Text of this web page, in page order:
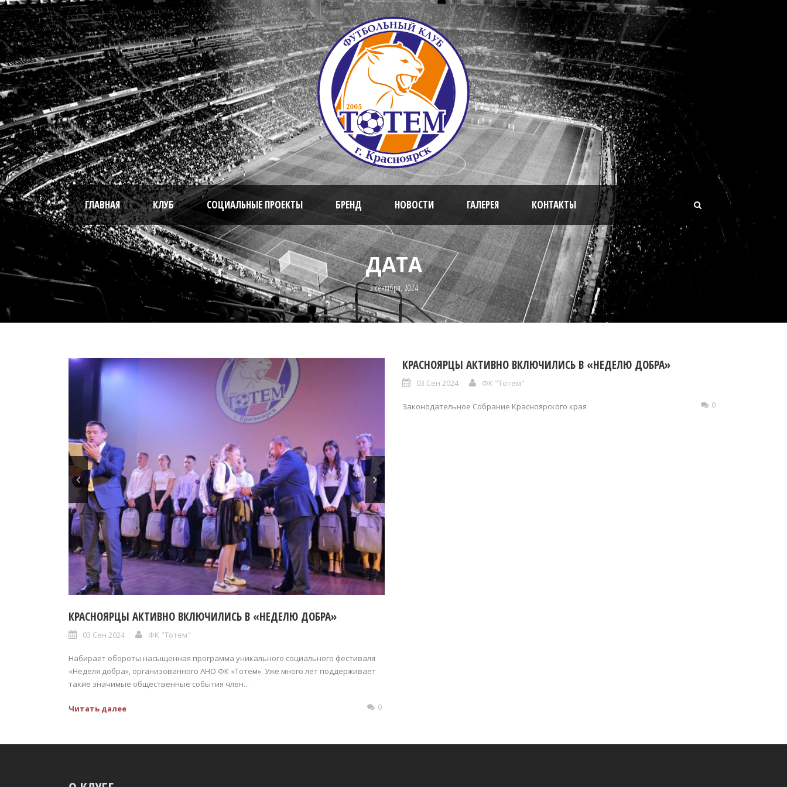
ГЛАВНАЯ КЛУБ СОЦИАЛЬНЫЕ ПРОЕКТЫ БРЕНД НОВОСТИ ГАЛЕРЕЯ КОНТАКТЫ
ДАТА
3 сентября, 2024
КРАСНОЯРЦЫ АКТИВНО ВКЛЮЧИЛИСЬ В «НЕДЕЛЮ ДОБРА»
03 Сен 2024 ФК "Тотем"
Набирает обороты насыщенная программа уникального социального фестиваля
«Неделя добра», организованного АНО ФК «Тотем». Уже много лет поддерживает
такие значимые общественные события член...
Читать далее 0
КРАСНОЯРЦЫ АКТИВНО ВКЛЮЧИЛИСЬ В «НЕДЕЛЮ ДОБРА»
03 Сен 2024 ФК "Тотем"
Законодательное Собрание Красноярского края 0